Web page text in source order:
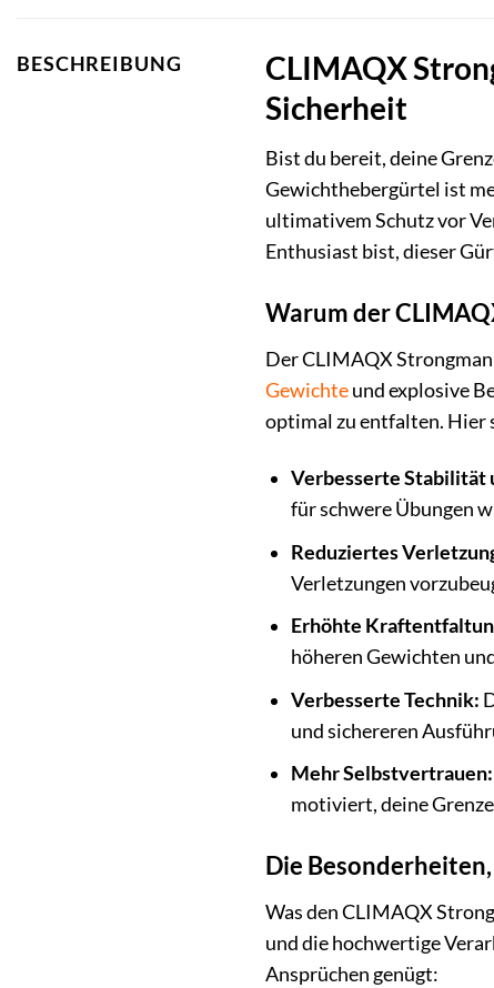
BESCHREIBUNG
CLIMAQX
Sicherheit
Bist du bereit, deine
Gewichthebergürtel ist
ultimativem Schutz vor
Enthusiast bist, dieser
Warum der
Der CLIMAQX
Gewichteund explosive
optimal zu entfalten. Hier
Verbesserte Stabilität
für schwere Übungen
Reduziertes
Verletzungen
Erhöhte
höheren Gewichten
Verbesserte Technik:
und sichereren
Mehr Selbstvertrauen:
motiviert, deine
Die
Was den CLIMAQX
und die hochwertige
Ansprüchen genügt: